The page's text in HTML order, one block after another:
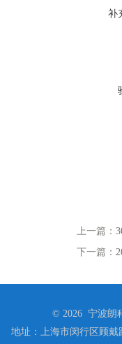
补
上一篇：
下一篇：
© 2026 宁波朗
地址：上海市闵行区顾